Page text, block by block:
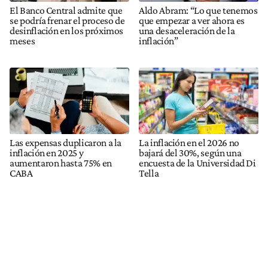
El Banco Central admite que
se podría frenar el proceso de
desinflación en los próximos
meses
Aldo Abram: “Lo que tenemos
que empezar a ver ahora es
una desaceleración de la
inflación”
Las expensas duplicaron a la
inflación en 2025 y
aumentaron hasta 75% en
CABA
La inflación en el 2026 no
bajará del 30%, según una
encuesta de la Universidad Di
Tella